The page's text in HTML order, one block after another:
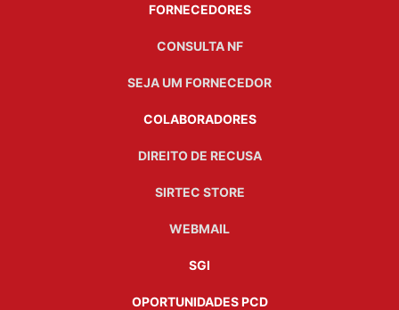
FORNECEDORES
CONSULTA NF
SEJA UM FORNECEDOR
COLABORADORES
DIREITO DE RECUSA
SIRTEC STORE
WEBMAIL
SGI
OPORTUNIDADES PCD